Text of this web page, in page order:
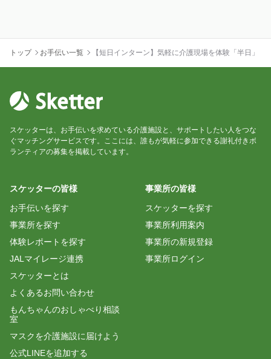
トップ お手伝い一覧 【短日インターン】気軽に介護現場を体験「半日」
スケッターは、お手伝いを求めている介護施設と、サポートしたい人をつな
ぐマッチングサービスです。ここには、誰もが気軽に参加できる謝礼付きボ
ランティアの募集を掲載しています。
スケッターの皆様
お手伝いを探す
事業所を探す
体験レポートを探す
JALマイレージ連携
スケッターとは
よくあるお問い合わせ
もんちゃんのおしゃべり相談
室
マスクを介護施設に届けよう
公式LINEを追加する
事業所の皆様
スケッターを探す
事業所利用案内
事業所の新規登録
事業所ログイン